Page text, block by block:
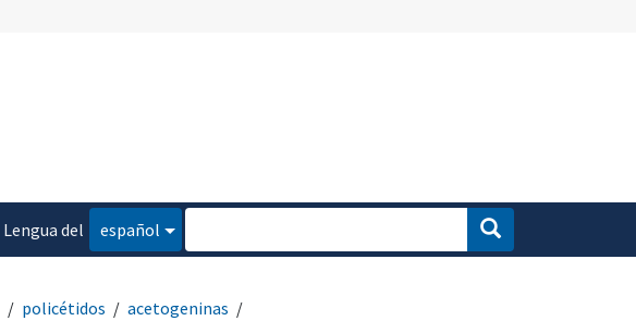
Lengua del
español
policétidos
acetogeninas